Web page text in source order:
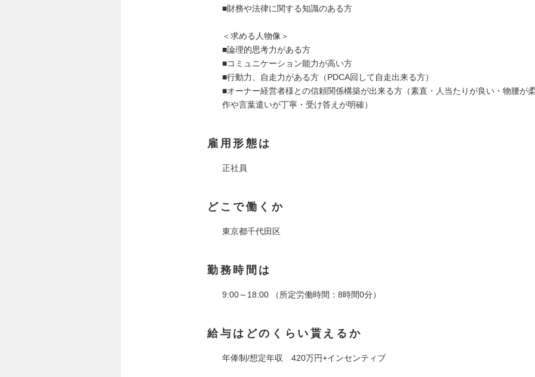
■財務や法律に関する知識のある方
＜求める人物像＞
■論理的思考力がある方
■コミュニケーション能力が高い方
■行動力、自走力がある方（PDCA回して自走出来る方）
■オーナー経営者様との信頼関係構築が出来る方（素直・人当たりが良い・物腰が
作や言葉遣いが丁寧・受け答えが明確）
雇用形態は
正社員
どこで働くか
東京都千代田区
勤務時間は
9:00～18:00 （所定労働時間：8時間0分）
給与はどのくらい貰えるか
年俸制/想定年収 420万円+インセンティブ